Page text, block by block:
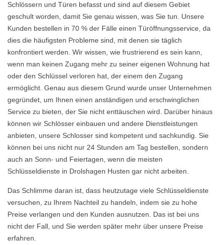
Schlössern und Türen befasst und sind auf diesem Gebiet
geschult worden, damit Sie genau wissen, was Sie tun. Unsere
Kunden bestellen in 70 % der Fälle einen Türöffnungsservice, da
dies die häufigsten Probleme sind, mit denen sie täglich
konfrontiert werden. Wir wissen, wie frustrierend es sein kann,
wenn man keinen Zugang mehr zu seiner eigenen Wohnung hat
oder den Schlüssel verloren hat, der einem den Zugang
ermöglicht. Genau aus diesem Grund wurde unser Unternehmen
gegründet, um Ihnen einen anständigen und erschwinglichen
Service zu bieten, der Sie nicht enttäuschen wird. Darüber hinaus
können wir Schlösser einbauen und andere Dienstleistungen
anbieten, unsere Schlosser sind kompetent und sachkundig. Sie
können bei uns nicht nur 24 Stunden am Tag bestellen, sondern
auch an Sonn- und Feiertagen, wenn die meisten
Schlüsseldienste in Drolshagen Husten gar nicht arbeiten.
Das Schlimme daran ist, dass heutzutage viele Schlüsseldienste
versuchen, zu Ihrem Nachteil zu handeln, indem sie zu hohe
Preise verlangen und den Kunden ausnutzen. Das ist bei uns
nicht der Fall, und Sie werden später mehr über unsere Preise
erfahren.